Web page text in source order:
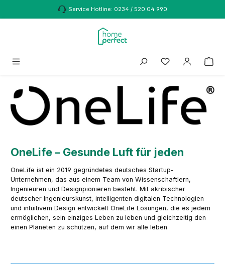
Zum Hauptinhalt springenService Hotline: 0234 / 520 04 990
OneLife – Gesunde Luft für jeden
OneLife ist ein 2019 gegründetes deutsches Startup-
Unternehmen, das aus einem Team von Wissenschaftlern,
Ingenieuren und Designpionieren besteht. Mit akribischer
deutscher Ingenieurskunst, intelligenten digitalen Technologien
und intuitivem Design entwickelt OneLife Lösungen, die es jedem
ermöglichen, sein einziges Leben zu leben und gleichzeitig den
einen Planeten zu schützen, auf dem wir alle leben.